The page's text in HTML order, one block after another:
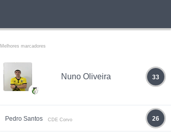
Melhores marcadores
Nuno Oliveira 33
Pedro Santos CDE Corvo 26